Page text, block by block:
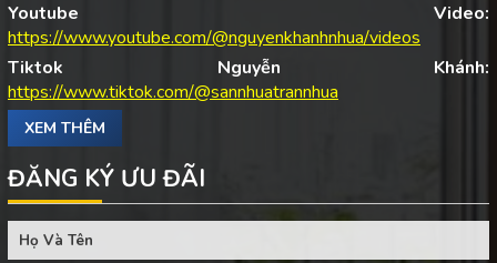
Youtube Video:
https://www.youtube.com/@nguyenkhanhnhua/videos
Tiktok Nguyễn Khánh:
https://www.tiktok.com/@sannhuatrannhua
XEM THÊM
ĐĂNG KÝ ƯU ĐÃI